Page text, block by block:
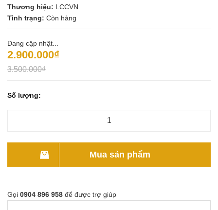
Thương hiệu: LCCVN
Tình trạng: Còn hàng
Đang cập nhật...
2.900.000₫
3.500.000₫
Số lượng:
Mua sản phẩm
Gọi 0904 896 958 để được trợ giúp